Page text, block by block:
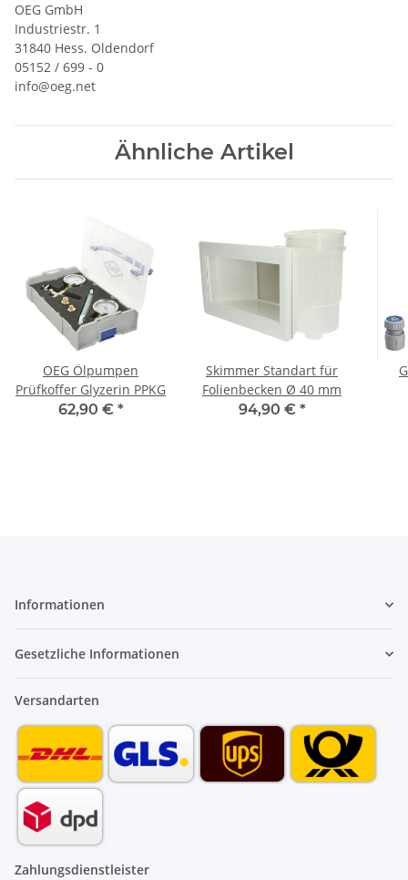
OEG GmbH
Industriestr. 1
31840 Hess. Oldendorf
05152 / 699 - 0
info@oeg.net
Ähnliche Artikel
OEG Ölpumpen
Prüfkoffer Glyzerin PPKG
62,90 € *
Skimmer Standart für
Folienbecken Ø 40 mm
94,90 € *
Informationen
Gesetzliche Informationen
Versandarten
Zahlungsdienstleister